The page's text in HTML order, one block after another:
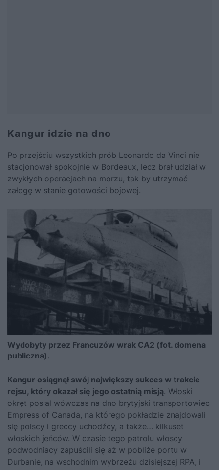
Kangur idzie na dno
Po przejściu wszystkich prób Leonardo da Vinci nie
stacjonował spokojnie w Bordeaux, lecz brał udział w
zwykłych operacjach na morzu, tak by utrzymać
załogę w stanie gotowości bojowej.
Wydobyty przez Francuzów wrak CA2 (fot. domena
publiczna).
Kangur osiągnął swój największy sukces w trakcie
rejsu, który okazał się jego ostatnią misją. Włoski
okręt posłał wówczas na dno brytyjski transportowiec
Empress of Canada, na którego pokładzie znajdowali
się polscy i greccy uchodźcy, a także… kilkuset
włoskich jeńców. W czasie tego patrolu włoscy
podwodniacy zapuścili się aż w pobliże portu w
Durbanie, na wschodnim wybrzeżu dzisiejszej RPA, i